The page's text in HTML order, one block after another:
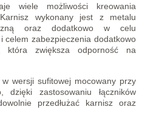
wiele możliwości kreowania
wykonany jest z metalu
oraz dodatkowo w celu
celem zabezpieczenia dodatkowo
która zwiększa odporność na
wersji sufitowej mocowany przy
dzięki zastosowaniu łączników
przedłużać karnisz oraz